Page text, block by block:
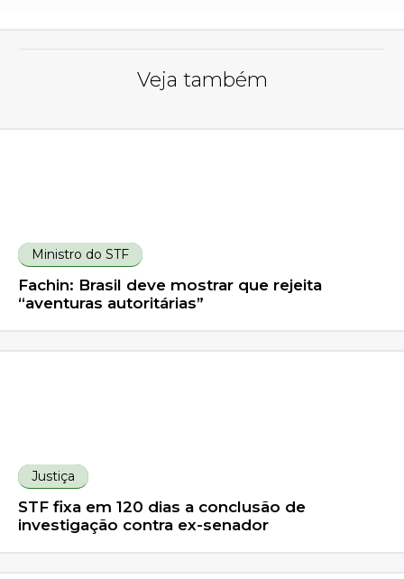
Veja também
Ministro do STF
Fachin: Brasil deve mostrar que rejeita
“aventuras autoritárias”
Justiça
STF fixa em 120 dias a conclusão de
investigação contra ex-senador